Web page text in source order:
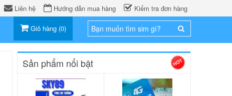
Liên hệ Hướng dẫn mua hàng Kiểm tra đơn hàng
Giỏ hàng (0)
Sản phẩm nổi bật